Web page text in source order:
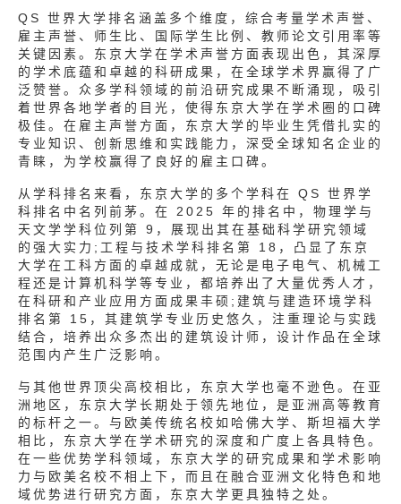
QS 世界大学排名涵盖多个维度，综合考量学术声誉、
雇主声誉、师生比、国际学生比例、教师论文引用率等
关键因素。东京大学在学术声誉方面表现出色，其深厚
的学术底蕴和卓越的科研成果，在全球学术界赢得了广
泛赞誉。众多学科领域的前沿研究成果不断涌现，吸引
着世界各地学者的目光，使得东京大学在学术圈的口碑
极佳。在雇主声誉方面，东京大学的毕业生凭借扎实的
专业知识、创新思维和实践能力，深受全球知名企业的
青睐，为学校赢得了良好的雇主口碑。
从学科排名来看，东京大学的多个学科在 QS 世界学
科排名中名列前茅。在 2025 年的排名中，物理学与
天文学学科位列第 9，展现出其在基础科学研究领域
的强大实力;工程与技术学科排名第 18，凸显了东京
大学在工科方面的卓越成就，无论是电子电气、机械工
程还是计算机科学等专业，都培养出了大量优秀人才，
在科研和产业应用方面成果丰硕;建筑与建造环境学科
排名第 15，其建筑学专业历史悠久，注重理论与实践
结合，培养出众多杰出的建筑设计师，设计作品在全球
范围内产生广泛影响。
与其他世界顶尖高校相比，东京大学也毫不逊色。在亚
洲地区，东京大学长期处于领先地位，是亚洲高等教育
的标杆之一。与欧美传统名校如哈佛大学、斯坦福大学
相比，东京大学在学术研究的深度和广度上各具特色。
在一些优势学科领域，东京大学的研究成果和学术影响
力与欧美名校不相上下，而且在融合亚洲文化特色和地
域优势进行研究方面，东京大学更具独特之处。